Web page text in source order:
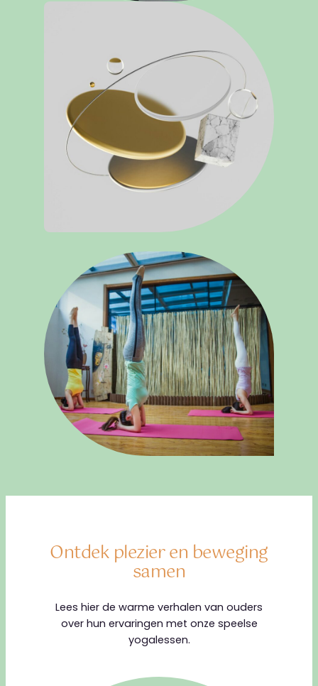
Ontdek plezier en beweging
samen
Lees hier de warme verhalen van ouders
over hun ervaringen met onze speelse
yogalessen.